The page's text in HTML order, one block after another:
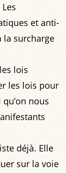
et anti-
la surcharge
lois
les lois pour
nous
déjà. Elle
sur la voie